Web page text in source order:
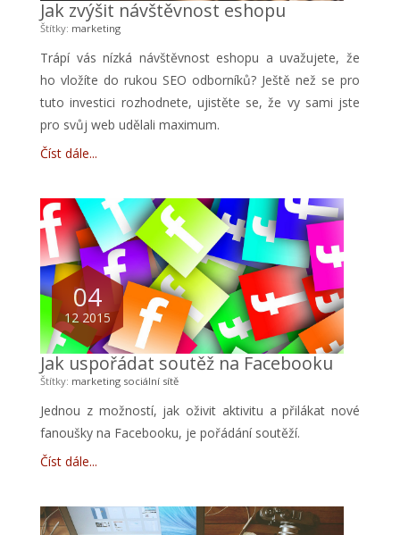
Jak zvýšit návštěvnost eshopu
Štítky: marketing
Trápí vás nízká návštěvnost eshopu a uvažujete, že
ho vložíte do rukou SEO odborníků? Ještě než se pro
tuto investici rozhodnete, ujistěte se, že vy sami jste
pro svůj web udělali maximum.
Číst dále
04
12 2015
Jak uspořádat soutěž na Facebooku
Štítky: marketing sociální sítě
Jednou z možností, jak oživit aktivitu a přilákat nové
fanoušky na Facebooku, je pořádání soutěží.
Číst dále